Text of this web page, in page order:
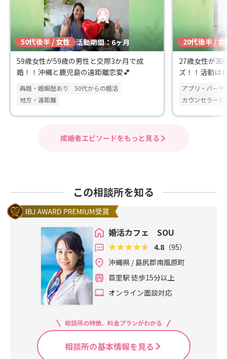
50代後半 / 女性 活動期間：6ヶ月
59歳女性が59歳の男性と交際3か月で成
婚！！沖縄と鹿児島の遠距離恋愛💕
再婚・婚姻歴あり
50代からの婚活
地方・遠距離
20代後半 / 女
27歳女性が3
ズ！！活動は
婚！！
アプリ・パーテ
カウンセラーと
成婚者エピソードをもっと見る
この相談所を知る
婚活カフェ SOU
4.8 （95）
沖縄県 / 島尻郡南風原町
首里駅 徒歩15分以上
オンライン面談対応
相談所の特徴、料金プランがわかる
相談所の基本情報を見る